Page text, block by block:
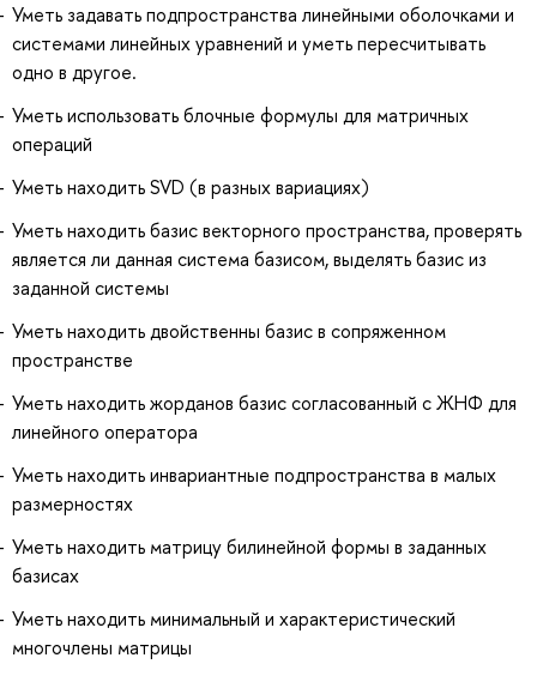
Уметь задавать подпространства линейными оболочками и
системами линейных уравнений и уметь пересчитывать
одно в другое.
Уметь использовать блочные формулы для матричных
операций
Уметь находить SVD (в разных вариациях)
Уметь находить базис векторного пространства, проверять
является ли данная система базисом, выделять базис из
заданной системы
Уметь находить двойственны базис в сопряженном
пространстве
Уметь находить жорданов базис согласованный с ЖНФ для
линейного оператора
Уметь находить инвариантные подпространства в малых
размерностях
Уметь находить матрицу билинейной формы в заданных
базисах
Уметь находить минимальный и характеристический
многочлены матрицы